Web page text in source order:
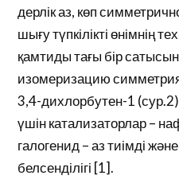
дерлік аз, көп
шығу түпкілікті өнімнің
қамтиды тағы бір
изомеризацию
3,4-дихлорбутен-1
үшін катализаторлар –
галогенид – аз тиімді
белсенділігі [1].